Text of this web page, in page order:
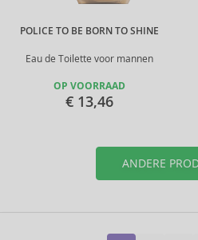
POLICE TO BE BORN TO SHINE
Eau de Toilette voor mannen
OP VOORRAAD
€ 13,46
ANDERE